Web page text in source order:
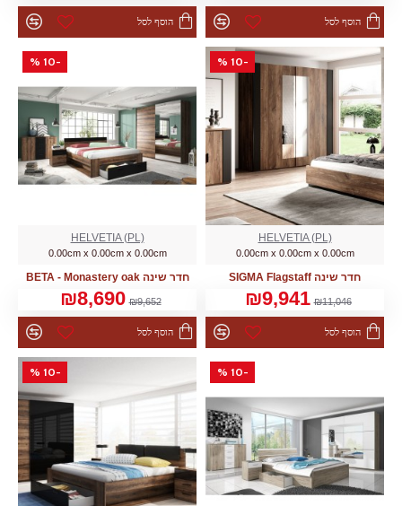
הוסף לסל הוסף לסל
-10 %
HELVETIA (PL)
0.00cm x 0.00cm x 0.00cm
חדר שינה SIGMA Flagstaff
₪11,046
₪9,941
הוסף לסל
-10 %
HELVETIA (PL)
0.00cm x 0.00cm x 0.00cm
חדר שינה BETA - Monastery oak
₪9,652
₪8,690
הוסף לסל
-10 %
-10 %